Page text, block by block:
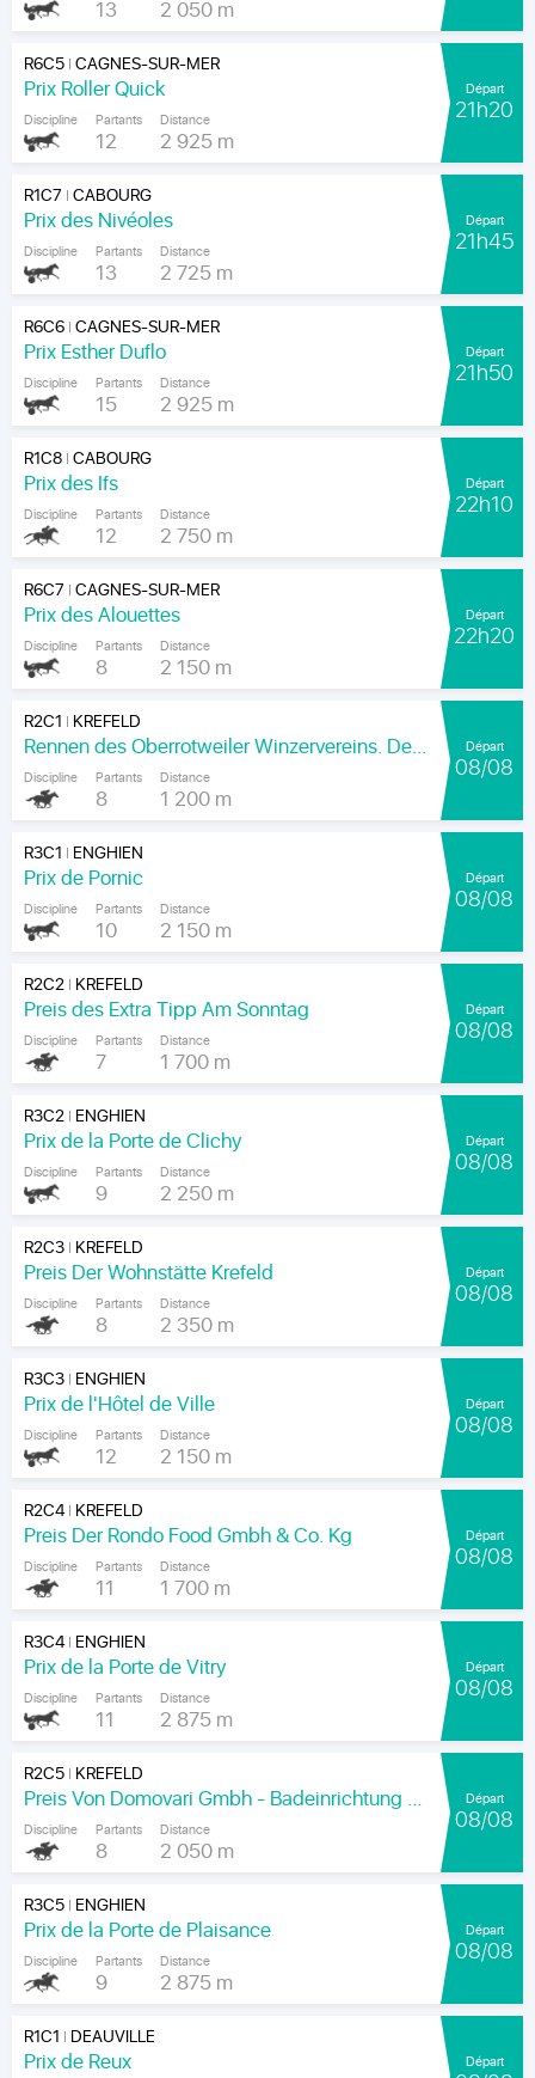
13 2 050 m
R6C5|CAGNES-SUR-MER
Prix Roller Quick
Discipline Partants
12
Distance
2 925 m
Départ
21h20
R1C7 |CABOURG
Prix des Nivéoles
Discipline Partants
13
Distance
2 725 m
Départ
21h45
R6C6|CAGNES-SUR-MER
Prix Esther Duflo
Discipline Partants
15
Distance
2 925 m
Départ
21h50
R1C8|CABOURG
Prix des Ifs
Discipline Partants
12
Distance
2 750 m
Départ
22h10
R6C7 |CAGNES-SUR-MER
Prix des Alouettes
Discipline Partants
8
Distance
2 150 m
Départ
22h20
R2C1 | KREFELD
Rennen des Oberrotweiler Winzervereins. Der Klassiker Am Kaiser.
Discipline Partants
8
Distance
1 200 m
Départ
08/08
R3C1 | ENGHIEN
Prix de Pornic
Discipline Partants
10
Distance
2 150 m
Départ
08/08
R2C2| KREFELD
Preis des Extra Tipp Am Sonntag
Discipline Partants
7
Distance
1 700 m
Départ
08/08
R3C2| ENGHIEN
Prix de la Porte de Clichy
Discipline Partants
9
Distance
2 250 m
Départ
08/08
R2C3| KREFELD
Preis Der Wohnstätte Krefeld
Discipline Partants
8
Distance
2 350 m
Départ
08/08
R3C3| ENGHIEN
Prix de l'Hôtel de Ville
Discipline Partants
12
Distance
2 150 m
Départ
08/08
R2C4| KREFELD
Preis Der Rondo Food Gmbh & Co. Kg
Discipline Partants
11
Distance
1 700 m
Départ
08/08
R3C4| ENGHIEN
Prix de la Porte de Vitry
Discipline Partants
11
Distance
2 875 m
Départ
08/08
R2C5| KREFELD
Preis Von Domovari Gmbh - Badeinrichtung Auf Mass
Discipline Partants
8
Distance
2 050 m
Départ
08/08
R3C5| ENGHIEN
Prix de la Porte de Plaisance
Discipline Partants
9
Distance
2 875 m
Départ
08/08
R1C1 | DEAUVILLE
Prix de Reux Départ